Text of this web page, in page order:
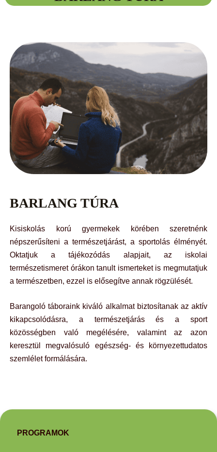
BARLANG TÚRA
Kisiskolás korú gyermekek körében szeretnénk
népszerűsíteni a természetjárást, a sportolás élményét.
Oktatjuk a tájékozódás alapjait, az iskolai
természetismeret órákon tanult ismerteket is megmutatjuk
a természetben, ezzel is elősegítve annak rögzülését.
Barangoló táboraink kiváló alkalmat biztosítanak az aktív
kikapcsolódásra, a természetjárás és a sport
közösségben való megélésére, valamint az azon
keresztül megvalósuló egészség- és környezettudatos
szemlélet formálására.
PROGRAMOK